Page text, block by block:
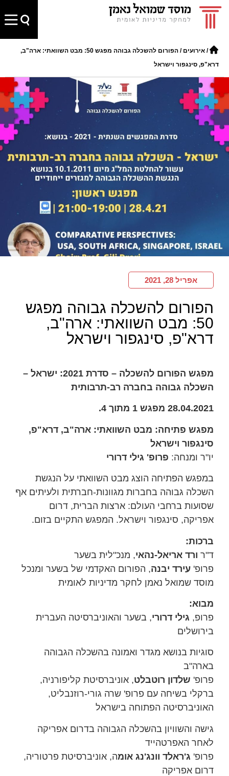
/ אירועים /
הפורום להשכלה גבוהה מפגש 50: מבט השוואתי: ארה"ב,
דרא"פ, סינגפור וישראל
אפריל 28, 2021
הפורום להשכלה גבוהה מפגש
50: מבט השוואתי: ארה"ב,
דרא"פ, סינגפור וישראל
מפגש הפורום להשכלה – סדרת 2021: ישראל –
השכלה גבוהה בחברה רב-תרבותית
28.04.2021 מפגש 1 מתוך 4.
מפגש פתיחה: מבט השוואתי: ארה"ב, דרא"פ,
סינגפור וישראל
יו"ר ומנחה: פרופ' גילי דרורי
במפגש הפתיחה הוצג מבט השוואתי על הנגשת
השכלה גבוהה בחברות מגוונות-חברתית ולעיתים אף
שסועות ברחבי העולם: ארצות הברית, דרום
אפריקה, סינגפור וישראל. המפגש התקיים בזום.
ברכות:
ד"ר ורד אריאל-נהאי, מנכ"לית בשער
פרופ' עירד יבנה, הפורום האקדמי של בשער ומנכל
מוסד שמואל נאמן לחקר מדיניות לאומית
מבוא:
פרופ, גילי דרורי, בשער והאוניברסיטה העברית
בירושלים
סוגיות בנושא מגדר ואמונה בהשכלה הגבוהה
בארה"ב
פרופ' שלדון רוטבלט, אוניברסיטת קליפורניה,
ברקלי בשיחה עם פרופ' שרה גורי-רוזנבליט,
האוניברסיטה הפתוחה בישראל
גישה והשוויון בהשכלה הגבוהה בדרום אפריקה
לאחר האפרטהייד
פרופ' ג'ראלד וונג'נג אומה, אוניברסיטת פרטוריה,
דרום אפריקה